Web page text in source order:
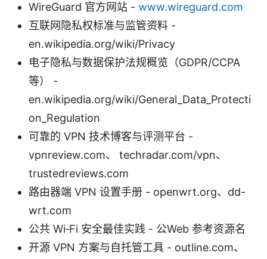
WireGuard 官方网站 - www.wireguard.com
互联网隐私权标准与监管资料 -
en.wikipedia.org/wiki/Privacy
电子隐私与数据保护法规概览（GDPR/CCPA
等） -
en.wikipedia.org/wiki/General_Data_Protecti
on_Regulation
可靠的 VPN 技术博客与评测平台 -
vpnreview.com、 techradar.com/vpn、
trustedreviews.com
路由器端 VPN 设置手册 - openwrt.org、dd-
wrt.com
公共 Wi‑Fi 安全最佳实践 - 公Web 参考资源名
开源 VPN 方案与自托管工具 - outline.com、